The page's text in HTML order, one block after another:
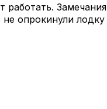
работать. Замечания
опрокинули лодку